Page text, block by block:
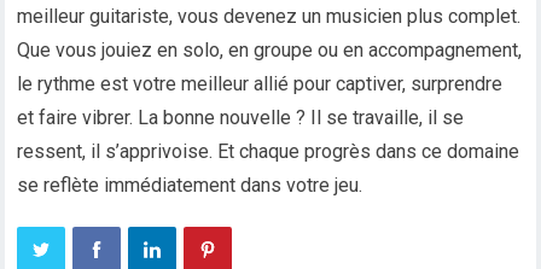
meilleur guitariste, vous devenez un musicien plus complet.
Que vous jouiez en solo, en groupe ou en accompagnement,
le rythme est votre meilleur allié pour captiver, surprendre
et faire vibrer. La bonne nouvelle ? Il se travaille, il se
ressent, il s’apprivoise. Et chaque progrès dans ce domaine
se reflète immédiatement dans votre jeu.